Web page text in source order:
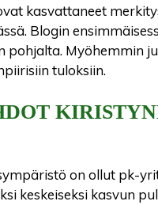
kasvattaneet
Blogin
pohjalta. Myöhemmin
tuloksiin.
on ollut pk-
keskeiseksi kasvun